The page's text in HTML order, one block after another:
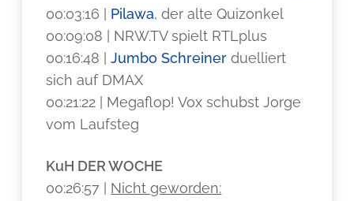
00:03:16 | Pilawa, der alte Quizonkel
00:09:08 | NRW.TV spielt RTLplus
00:16:48 |Jumbo Schreiner duelliert
sich auf DMAX
00:21:22 | Megaflop! Vox schubst Jorge
vom Laufsteg
KuH DER WOCHE
00:26:57 | Nicht geworden: